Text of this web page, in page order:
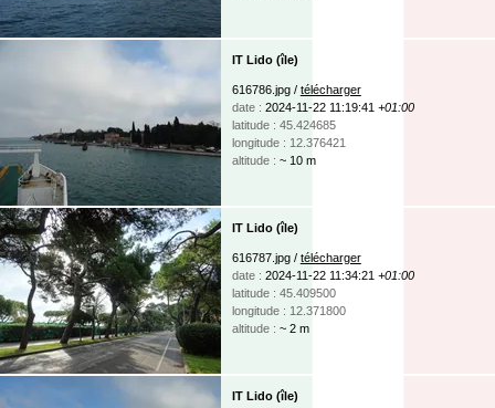
IT Lido (île)
616786.jpg / télécharger
date : 2024-11-22 11:19:41 +01:00
latitude : 45.424685
longitude : 12.376421
altitude : ~ 10 m
IT Lido (île)
616787.jpg / télécharger
date : 2024-11-22 11:34:21 +01:00
latitude : 45.409500
longitude : 12.371800
altitude : ~ 2 m
IT Lido (île)